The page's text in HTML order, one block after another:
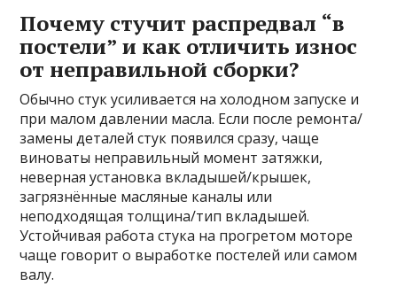
Почему стучит распредвал “в
постели” и как отличить износ
от неправильной сборки?
Обычно стук усиливается на холодном запуске и
при малом давлении масла. Если после ремонта/
замены деталей стук появился сразу, чаще
виноваты неправильный момент затяжки,
неверная установка вкладышей/крышек,
загрязнённые масляные каналы или
неподходящая толщина/тип вкладышей.
Устойчивая работа стука на прогретом моторе
чаще говорит о выработке постелей или самом
валу.